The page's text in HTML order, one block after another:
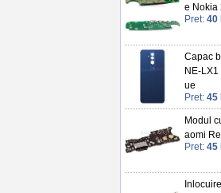
e Nokia
Pret: 40
Capac
NE-LX1
ue
Pret: 45
Modul
aomi
Pret: 45